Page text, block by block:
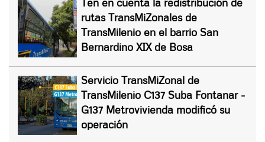
rutas TransMiZonales de
TransMilenio en el barrio San
Bernardino XIX de Bosa
Servicio TransMiZonal de
TransMilenio C137 Suba Fontanar -
G137 Metrovivienda modificó su
operación